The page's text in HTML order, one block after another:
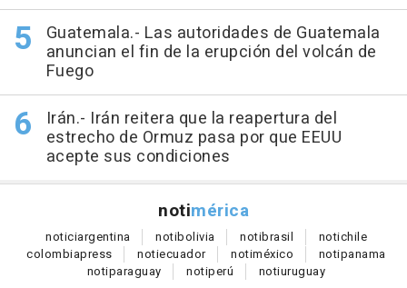
Guatemala.- Las autoridades de Guatemala
anuncian el fin de la erupción del volcán de
Fuego
Irán.- Irán reitera que la reapertura del
estrecho de Ormuz pasa por que EEUU
acepte sus condiciones
notimérica
noticiargentina notibolivia notibrasil notichile
colombiapress notiecuador notiméxico notipanama
notiparaguay notiperú notiuruguay